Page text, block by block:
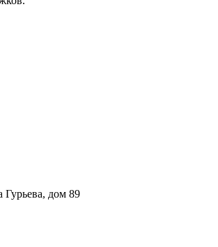
Гурьева, дом 89